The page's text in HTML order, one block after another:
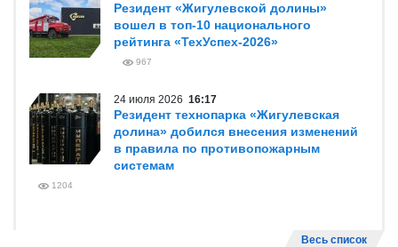
Резидент «Жигулевской долины»
вошел в топ-10 национального
рейтинга «ТехУспех-2026»
967
24 июля 2026 16:17
Резидент технопарка «Жигулевская
долина» добился внесения изменений
в правила по противопожарным
системам
1204
Весь список